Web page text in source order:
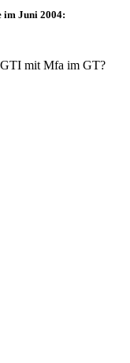
im Juni 2004:
mit Mfa im GT?